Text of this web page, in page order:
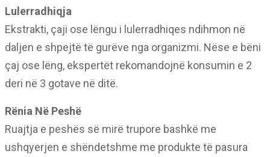
Lulerradhiqja
Ekstrakti, çaji ose lëngu i lulerradhiqes ndihmon në
daljen e shpejtë të gurëve nga organizmi. Nëse e bëni
çaj ose lëng, ekspertët rekomandojnë konsumin e 2
deri në 3 gotave në ditë.
Rënia Në Peshë
Ruajtja e peshës së mirë trupore bashkë me
ushqyerjen e shëndetshme me produkte të pasura